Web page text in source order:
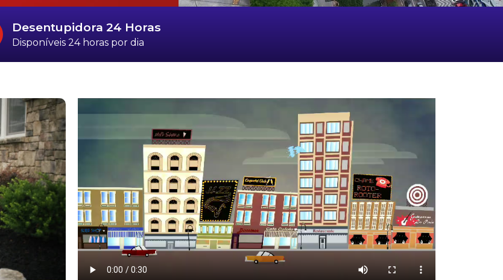
Desentupidora 24 Horas
Disponíveis 24 horas por dia